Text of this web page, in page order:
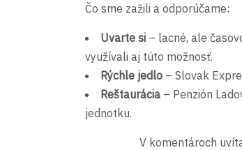
Čo sme zažili a odporúčame:
Uvarte si – lacné, ale
využívali aj túto možnosť.
Rýchle jedlo – Slovak
Reštaurácia – Penzión
jednotku.
V komentároch